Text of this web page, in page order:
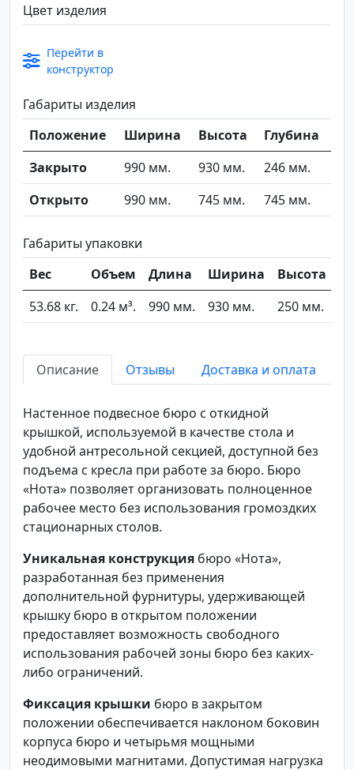
Цвет изделия
Перейти в
конструктор
Габариты изделия
Положение
Ширина Высота
Глубина
Закрыто
990 мм. 930 мм.
246 мм.
Открыто
990 мм. 745 мм. 745 мм.
Габариты упаковки
Вес
Объем Длина Ширина
Высота
53.68 кг.
0.24 м³. 990 мм. 930 мм. 250 мм.
Описание Отзывы Доставка и оплата
Настенное подвесное бюро с откидной
крышкой, используемой в качестве стола и
удобной антресольной секцией, доступной без
подъема с кресла при работе за бюро. Бюро
«Нота» позволяет организовать полноценное
рабочее место без использования громоздких
стационарных столов.
Уникальная конструкция бюро «Нота»,
разработанная без применения
дополнительной фурнитуры, удерживающей
крышку бюро в открытом положении
предоставляет возможность свободного
использования рабочей зоны бюро без каких-
либо ограничений.
Фиксация крышки бюро в закрытом
положении обеспечивается наклоном боковин
корпуса бюро и четырьмя мощными
неодимовыми магнитами. Допустимая нагрузка